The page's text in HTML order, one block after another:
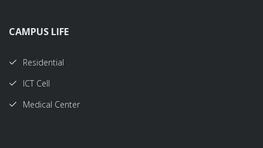
CAMPUS LIFE
Residential
ICT Cell
Medical Center